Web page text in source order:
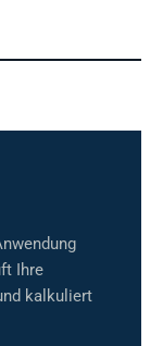
Ihre
kalkuliert